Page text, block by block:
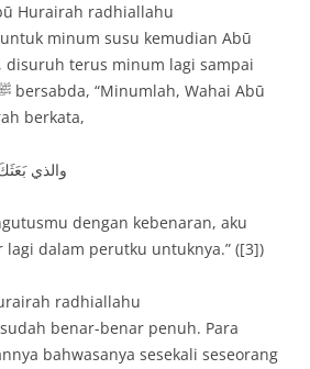
Hurairah radhiallahu
minum susu kemudian Abū
disuruh terus minum lagi sampai
berkata,
والذي
dengan kebenaran, aku
dalam perutku untuknya.” ([3])
radhiallahu
benar-benar penuh. Para
bahwasanya sesekali seseorang